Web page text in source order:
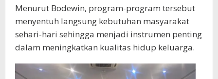
Menurut Bodewin, program-program tersebut
menyentuh langsung kebutuhan masyarakat
sehari-hari sehingga menjadi instrumen penting
dalam meningkatkan kualitas hidup keluarga.